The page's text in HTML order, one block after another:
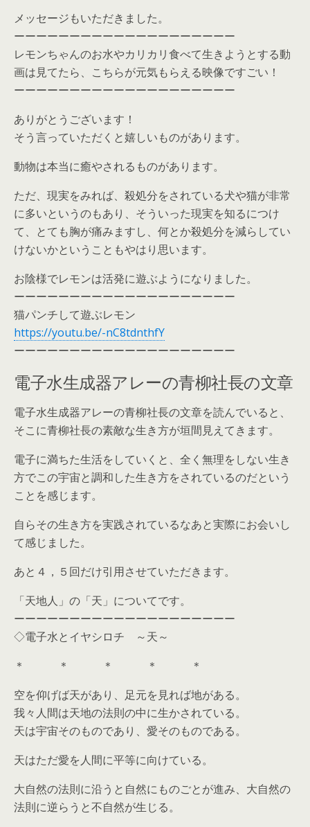
メッセージもいただきました。
ーーーーーーーーーーーーーーーーーーーー
レモンちゃんのお水やカリカリ食べて生きようとする動
画は見てたら、こちらが元気もらえる映像ですごい！
ーーーーーーーーーーーーーーーーーーーー
ありがとうございます！
そう言っていただくと嬉しいものがあります。
動物は本当に癒やされるものがあります。
ただ、現実をみれば、殺処分をされている犬や猫が非常
に多いというのもあり、そういった現実を知るにつけ
て、とても胸が痛みますし、何とか殺処分を減らしてい
けないかということもやはり思います。
お陰様でレモンは活発に遊ぶようになりました。
ーーーーーーーーーーーーーーーーーーーー
猫パンチして遊ぶレモン
https://youtu.be/-nC8tdnthfY
ーーーーーーーーーーーーーーーーーーーー
電子水生成器アレーの青柳社長の文章
電子水生成器アレーの青柳社長の文章を読んでいると、
そこに青柳社長の素敵な生き方が垣間見えてきます。
電子に満ちた生活をしていくと、全く無理をしない生き
方でこの宇宙と調和した生き方をされているのだという
ことを感じます。
自らその生き方を実践されているなあと実際にお会いし
て感じました。
あと４，５回だけ引用させていただきます。
「天地人」の「天」についてです。
ーーーーーーーーーーーーーーーーーーーー
◇電子水とイヤシロチ ～天～
＊ ＊ ＊ ＊ ＊
空を仰げば天があり、足元を見れば地がある。
我々人間は天地の法則の中に生かされている。
天は宇宙そのものであり、愛そのものである。
天はただ愛を人間に平等に向けている。
大自然の法則に沿うと自然にものごとが進み、大自然の
法則に逆らうと不自然が生じる。